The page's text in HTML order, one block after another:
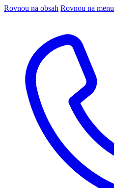
Rovnou na obsah Rovnou na menu